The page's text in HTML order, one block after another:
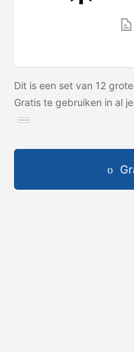
Dit is een set van 12
Gratis te gebruiken in al